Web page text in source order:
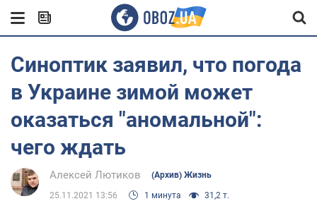
Синоптик заявил, что погода
в Украине зимой может
оказаться "аномальной":
чего ждать
Алексей Лютиков (Архив) Жизнь
25.11.2021 13:56 1 минута 31,2 т.